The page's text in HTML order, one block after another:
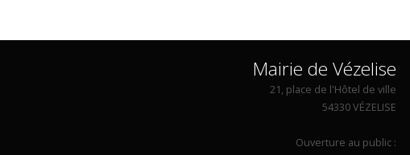
Mairie de Vézelise
21, place de l'Hôtel de ville
54330 VÉZELISE
Ouverture au public :